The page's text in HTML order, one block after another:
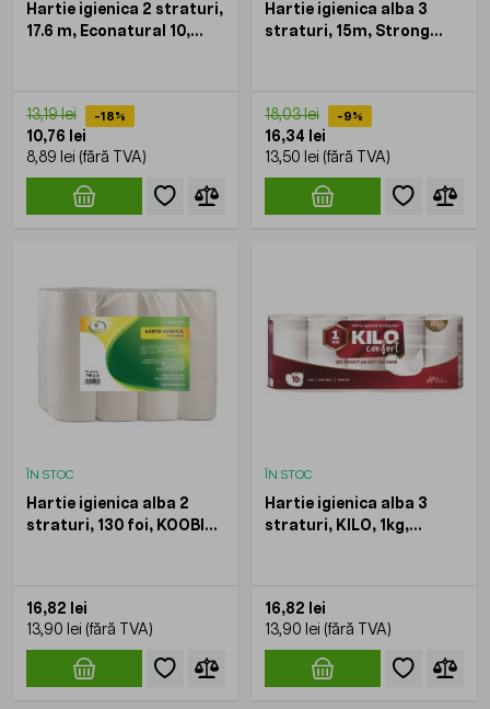
Hartie igienica 2 straturi,
17.6 m, Econatural 10,
13,19 lei -18%
10,76 lei
8,89 lei
Hartie igienica alba 3
straturi, 15m, Strong
18,03 lei -9%
16,34 lei
13,50 lei
ÎN STOC
Hartie igienica alba 2
straturi, 130 foi, KOOBIC,
16,82 lei
13,90 lei
ÎN STOC
Hartie igienica alba 3
straturi, KILO, 1kg,
16,82 lei
13,90 lei